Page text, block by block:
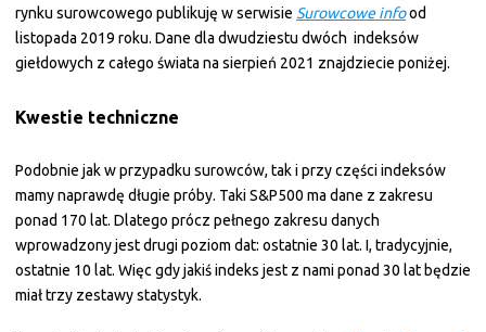
rynku surowcowego publikuję w serwisie Surowcowe infood
listopada 2019 roku. Dane dla dwudziestu dwóch indeksów
giełdowych z całego świata na sierpień 2021 znajdziecie poniżej.
Kwestie techniczne
Podobnie jak w przypadku surowców, tak i przy części indeksów
mamy naprawdę długie próby. Taki S&P500 ma dane z zakresu
ponad 170 lat. Dlatego prócz pełnego zakresu danych
wprowadzony jest drugi poziom dat: ostatnie 30 lat. I, tradycyjnie,
ostatnie 10 lat. Więc gdy jakiś indeks jest z nami ponad 30 lat będzie
miał trzy zestawy statystyk.